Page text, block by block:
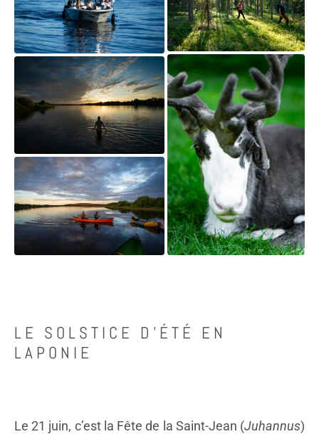
LE SOLSTICE D’ÉTÉ EN
LAPONIE
Le 21 juin, c’est la Fête de la Saint-Jean (Juhannus)